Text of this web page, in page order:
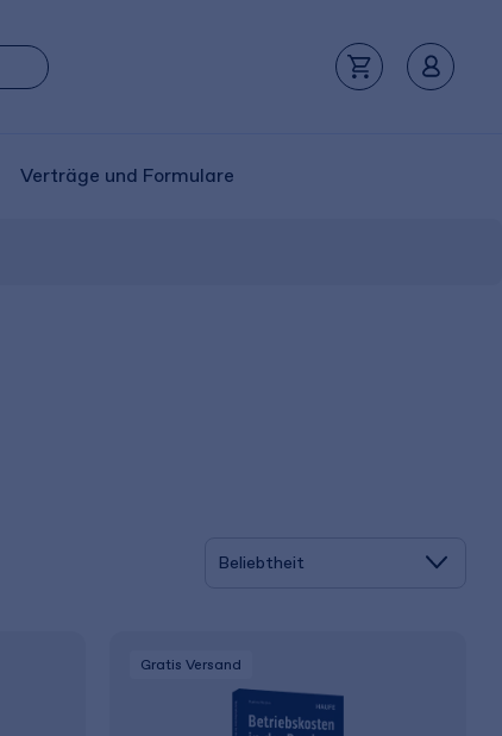
Verträge und Formulare
Gratis Versand